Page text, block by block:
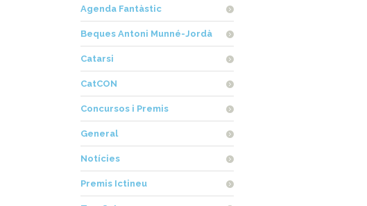
Agenda Fantàstic
Beques Antoni Munné-Jordà
Catarsi
CatCON
Concursos i Premis
General
Notícies
Premis Ictineu